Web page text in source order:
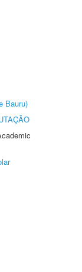
Bauru)